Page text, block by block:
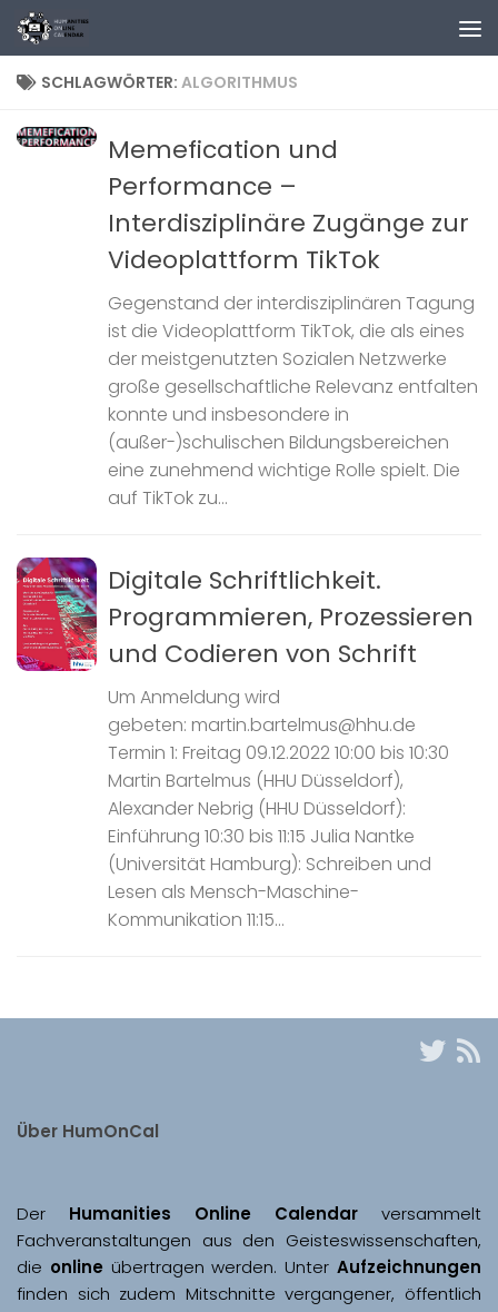
Zum Inhalt springen
SCHLAGWÖRTER: ALGORITHMUS
Memefication und
Performance –
Interdisziplinäre Zugänge zur
Videoplattform TikTok
Gegenstand der interdisziplinären Tagung
ist die Videoplattform TikTok, die als eines
der meistgenutzten Sozialen Netzwerke
große gesellschaftliche Relevanz entfalten
konnte und insbesondere in
(außer-)schulischen Bildungsbereichen
eine zunehmend wichtige Rolle spielt. Die
auf TikTok zu...
Digitale Schriftlichkeit.
Programmieren, Prozessieren
und Codieren von Schrift
Um Anmeldung wird
gebeten: martin.bartelmus@hhu.de
Termin 1: Freitag 09.12.2022 10:00 bis 10:30
Martin Bartelmus (HHU Düsseldorf),
Alexander Nebrig (HHU Düsseldorf):
Einführung 10:30 bis 11:15 Julia Nantke
(Universität Hamburg): Schreiben und
Lesen als Mensch-Maschine-
Kommunikation 11:15...
Über HumOnCal
Der Humanities Online Calendar versammelt
Fachveranstaltungen aus den Geisteswissenschaften,
die online übertragen werden. Unter Aufzeichnungen
finden sich zudem Mitschnitte vergangener, öffentlich